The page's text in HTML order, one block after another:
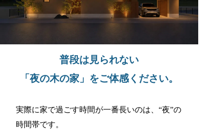
普段は見られない
「夜の木の家」をご体感ください。
実際に家で過ごす時間が一番長いのは、“夜”の
時間帯です。